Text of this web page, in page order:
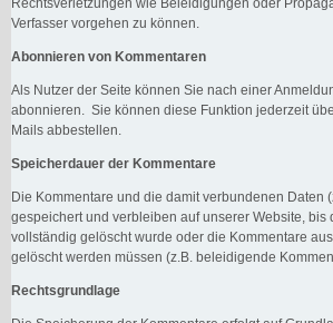
Rechtsverletzungen wie Beleidigungen oder
Verfasser vorgehen zu können.
Abonnieren von Kommentaren
Als Nutzer der Seite können Sie nach einer
abonnieren. Sie können diese Funktion jederzeit
Mails abbestellen.
Speicherdauer der Kommentare
Die Kommentare und die damit verbundenen Daten
gespeichert und verbleiben auf unserer Website, bis
vollständig gelöscht wurde oder die Kommentare
gelöscht werden müssen (z.B. beleidigende
Rechtsgrundlage